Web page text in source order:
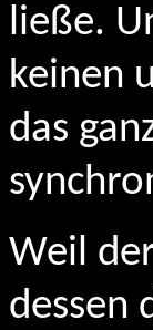
ließe.
keinen
das
Weil
dessen